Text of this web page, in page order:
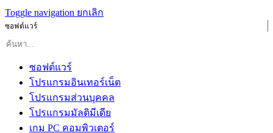
Toggle navigation ยกเลิก
ซอฟต์แวร์
ซอฟต์แวร์
โปรแกรมอินเทอร์เน็ต
โปรแกรมส่วนบุคคล
โปรแกรมมัลติมีเดีย
เกม PC คอมพิวเตอร์